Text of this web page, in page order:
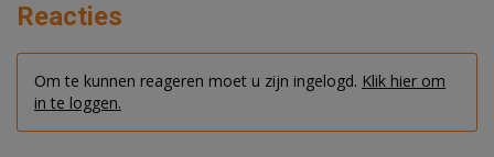
Reacties
Om te kunnen reageren moet u zijn ingelogd. Klik hier om
in te loggen.